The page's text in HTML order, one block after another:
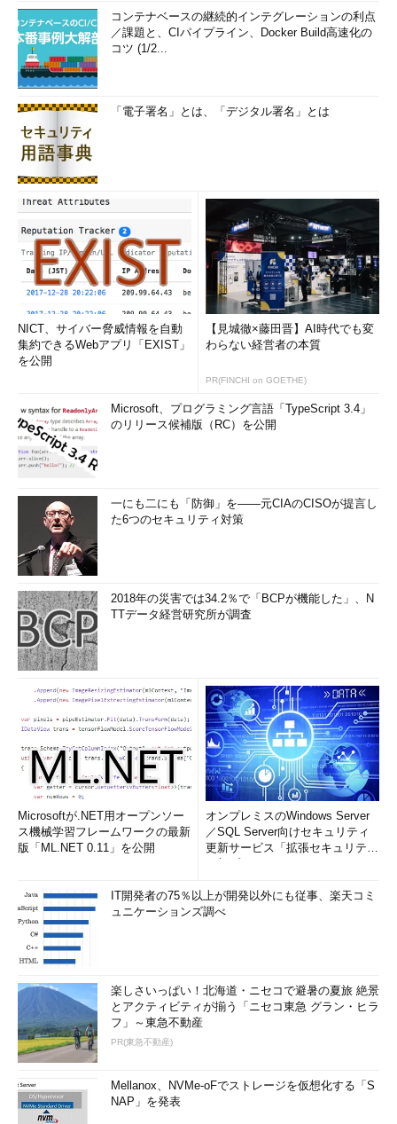
コンテナベースの継続的インテグレーションの利点
／課題と、CIパイプライン、Docker Build高速化の
コツ (1/2...
「電子署名」とは、「デジタル署名」とは
NICT、サイバー脅威情報を自動
集約できるWebアプリ「EXIST」
を公開
【見城徹×藤田晋】AI時代でも変
わらない経営者の本質
PR(FINCHI on GOETHE)
Microsoft、プログラミング言語「TypeScript 3.4」
のリリース候補版（RC）を公開
一にも二にも「防御」を――元CIAのCISOが提言し
た6つのセキュリティ対策
2018年の災害では34.2％で「BCPが機能した」、N
TTデータ経営研究所が調査
Microsoftが.NET用オープンソー
ス機械学習フレームワークの最新
版「ML.NET 0.11」を公開
オンプレミスのWindows Server
／SQL Server向けセキュリティ
更新サービス「拡張セキュリティ
IT開発者の75％以上が開発以外にも従事、楽天コミ
ュニケーションズ調べ
楽しさいっぱい！北海道・ニセコで避暑の夏旅 絶景
とアクティビティが揃う「ニセコ東急 グラン・ヒラ
フ」～東急不動産
PR(東急不動産)
Mellanox、NVMe-oFでストレージを仮想化する「S
NAP」を発表